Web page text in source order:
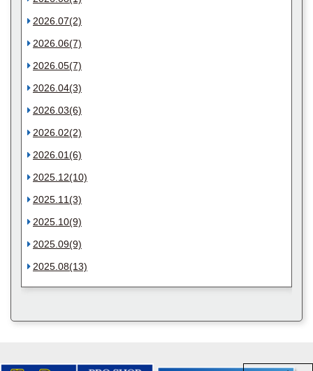
2026.07(2)
2026.06(7)
2026.05(7)
2026.04(3)
2026.03(6)
2026.02(2)
2026.01(6)
2025.12(10)
2025.11(3)
2025.10(9)
2025.09(9)
2025.08(13)